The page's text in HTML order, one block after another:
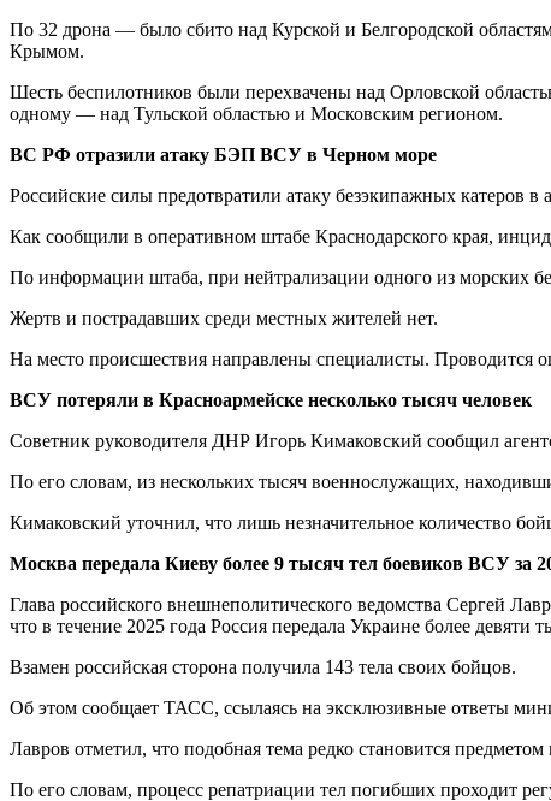
По 32 дрона — было сбито над Курской и Белгородской
Крымом.
Шесть беспилотников были перехвачены над Орловской
одному — над Тульской областью и Московским регионом.
ВС РФ отразили атаку БЭП ВСУ в Черном море
Российские силы предотвратили атаку безэкипажных катеров в
Как сообщили в оперативном штабе Краснодарского края,
По информации штаба, при нейтрализации одного из морских
Жертв и пострадавших среди местных жителей нет.
На место происшествия направлены специалисты. Проводится
ВСУ потеряли в Красноармейске несколько тысяч человек
Советник руководителя ДНР Игорь Кимаковский сообщил
По его словам, из нескольких тысяч военнослужащих,
Кимаковский уточнил, что лишь незначительное количество
Москва передала Киеву более 9 тысяч тел боевиков ВСУ за
Глава российского внешнеполитического ведомства Сергей
что в течение 2025 года Россия передала Украине более
Взамен российская сторона получила 143 тела своих бойцов.
Об этом сообщает ТАСС, ссылаясь на эксклюзивные ответы
Лавров отметил, что подобная тема редко становится
По его словам, процесс репатриации тел погибших проходит